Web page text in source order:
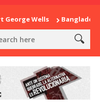
Wells Bangladesh: